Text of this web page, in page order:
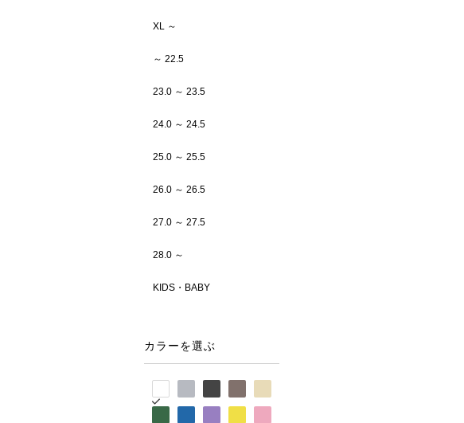
XL ～
～ 22.5
23.0 ～ 23.5
24.0 ～ 24.5
25.0 ～ 25.5
26.0 ～ 26.5
27.0 ～ 27.5
28.0 ～
KIDS・BABY
カラーを選ぶ